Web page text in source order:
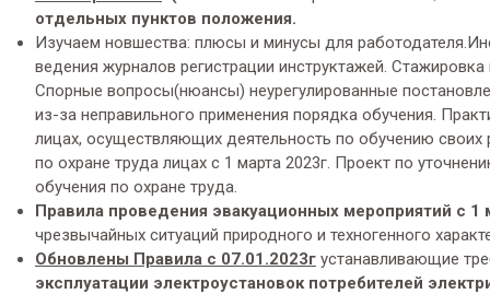
отдельных пунктов положения.
Изучаем новшества: плюсы и минусы для
ведения журналов регистрации инструктажей.
Спорные вопросы(нюансы) неурегулированные
из-за неправильного применения порядка обучения.
лицах, осуществляющих деятельность по обучению
по охране труда лицах с 1 марта 2023г. Проект по
обучения по охране труда.
Правила проведения эвакуационных мероприятий с 1
чрезвычайных ситуаций природного и техногенного
Обновлены Правила с 07.01.2023г устанавливающие
эксплуатации электроустановок потребителей